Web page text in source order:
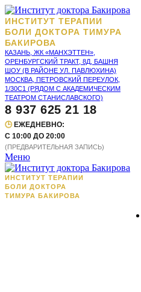
ИНСТИТУТ ТЕРАПИИ
БОЛИ ДОКТОРА ТИМУРА
БАКИРОВА
КАЗАНЬ, ЖК «МАНХЭТТЕН»,
ОРЕНБУРГСКИЙ ТРАКТ, 8Д, БАШНЯ
ШОУ (В РАЙОНЕ УЛ. ПАВЛЮХИНА)
МОСКВА, ПЕТРОВСКИЙ ПЕРЕУЛОК,
1/30С1 (РЯДОМ С АКАДЕМИЧЕСКИМ
ТЕАТРОМ СТАНИСЛАВСКОГО)
8 937 625 21 18
🕒ЕЖЕДНЕВНО:
С 10:00 ДО 20:00
(ПРЕДВАРИТЕЛЬНАЯ ЗАПИСЬ)
Меню
ИНСТИТУТ ТЕРАПИИ
БОЛИ ДОКТОРА
ТИМУРА БАКИРОВА